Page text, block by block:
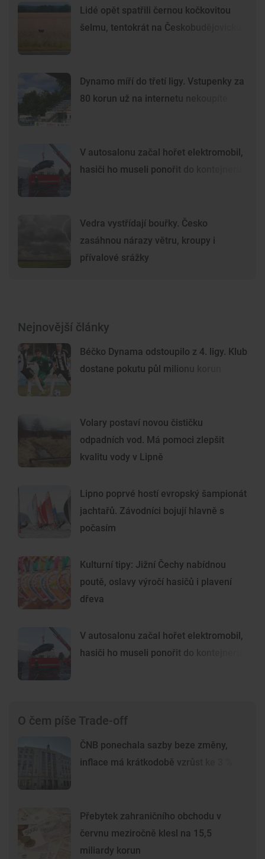
Lidé opět spatřili černou kočkovitou
šelmu, tentokrát na Českobudějovicku
Dynamo míří do třetí ligy. Vstupenky za
80 korun už na internetu nekoupíte
V autosalonu začal hořet elektromobil,
hasiči ho museli ponořit do kontejneru
Vedra vystřídají bouřky. Česko
zasáhnou nárazy větru, kroupy i
přívalové srážky
Nejnovější články
Béčko Dynama odstoupilo z 4. ligy. Klub
dostane pokutu půl milionu korun
Volary postaví novou čističku
odpadních vod. Má pomoci zlepšit
kvalitu vody v Lipně
Lipno poprvé hostí evropský šampionát
jachtařů. Závodníci bojují hlavně s
počasím
Kulturní tipy: Jižní Čechy nabídnou
poutě, oslavy výročí hasičů i plavení
dřeva
V autosalonu začal hořet elektromobil,
hasiči ho museli ponořit do kontejneru
O čem píše Trade-off
ČNB ponechala sazby beze změny,
inflace má krátkodobě vzrůst ke 3 %
Přebytek zahraničního obchodu v
červnu meziročně klesl na 15,5
miliardy korun